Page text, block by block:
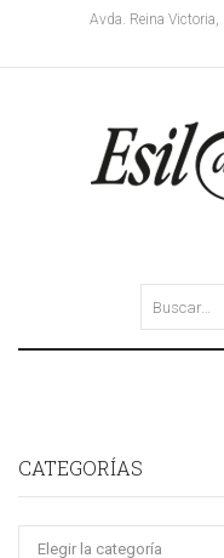
Avda. Reina
CATEGORÍAS